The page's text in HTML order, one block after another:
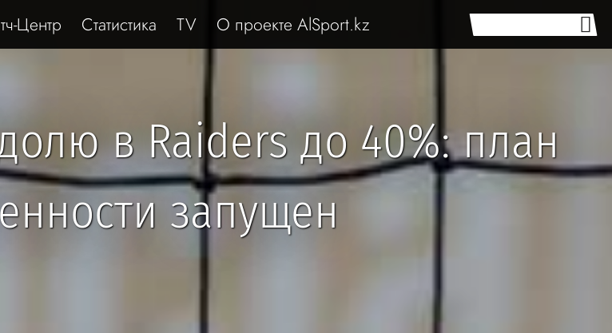
Центр Статистика TV О проекте AlSport.kz
в Raiders до 40%: план
запущен